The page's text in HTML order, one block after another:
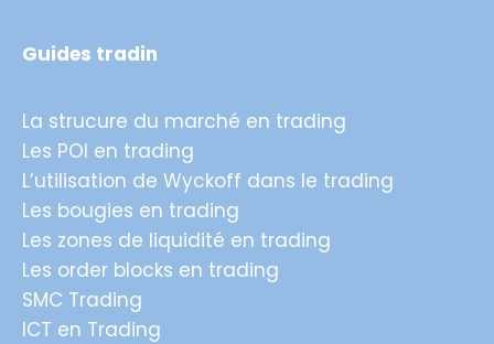
Guides tradin
La strucure du marché en trading
Les POI en trading
L’utilisation de Wyckoff dans le trading
Les bougies en trading
Les zones de liquidité en trading
Les order blocks en trading
SMC Trading
ICT en Trading